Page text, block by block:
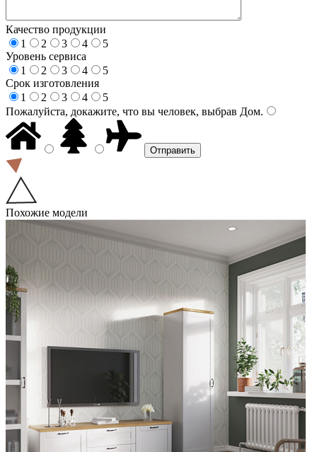
Качество продукции
1
2 3 4
5
Уровень сервиса
1
2 3 4
5
Срок изготовления
1
2 3 4
5
Пожалуйста, докажите, что вы человек, выбрав Дом.
Похожие модели